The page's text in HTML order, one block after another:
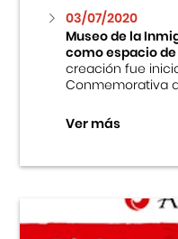
03/07/2020
Museo de la
como espacio
creación fue
Conmemorativa
Ver más